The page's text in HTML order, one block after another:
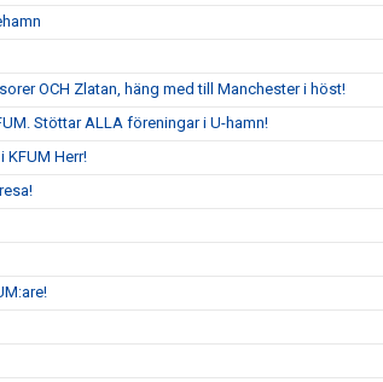
OCH Zlatan, häng med till Manchester i höst!
Stöttar ALLA föreningar i U-hamn!
KFUM Herr!